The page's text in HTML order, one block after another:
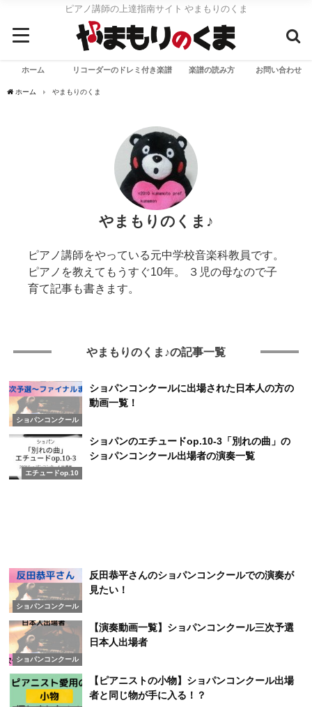
ピアノ講師の上達指南サイト やまもりのくま
ホーム リコーダーのドレミ付き楽譜 楽譜の読み方 お問い合わせ
ホーム やまもりのくま
やまもりのくま♪
ピアノ講師をやっている元中学校音楽科教員です。
ピアノを教えてもうすぐ10年。 ３児の母なので子
育て記事も書きます。
やまもりのくま♪の記事一覧
ショパンコンクール
ショパンコンクールに出場された日本人の方の
動画一覧！
エチュードop.10
ショパンのエチュードop.10-3「別れの曲」の
ショパンコンクール出場者の演奏一覧
ショパンコンクール
反田恭平さんのショパンコンクールでの演奏が
見たい！
ショパンコンクール
【演奏動画一覧】ショパンコンクール三次予選
日本人出場者
【ピアニストの小物】ショパンコンクール出場
者と同じ物が手に入る！？